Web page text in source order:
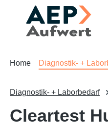
Hauptinhalt springen
Zur Suche springen
Zur Hauptnavigation
Home Diagnostik- +
Diagnostik- + Laborbedarf
Cleartest